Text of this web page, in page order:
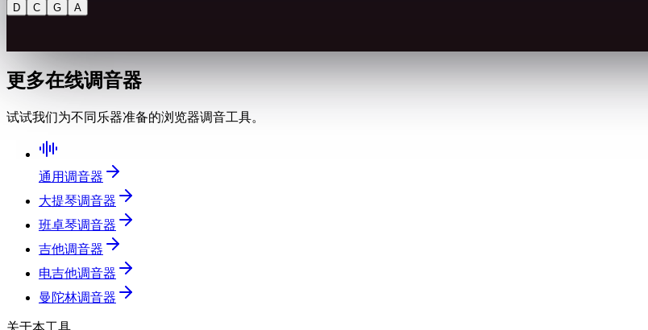
D C G A
更多在线调音器
试试我们为不同乐器准备的浏览器调音工具。
通用调音器
大提琴调音器
班卓琴调音器
吉他调音器
电吉他调音器
曼陀林调音器
关于本工具